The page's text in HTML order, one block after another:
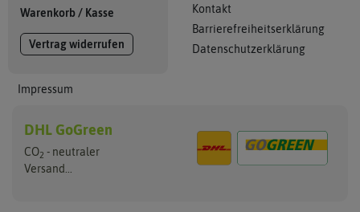
Warenkorb / Kasse
Vertrag widerrufen
Impressum
Kontakt
Barrierefreiheitserklärung
Datenschutzerklärung
DHL GoGreen
CO2 - neutraler
Versand...